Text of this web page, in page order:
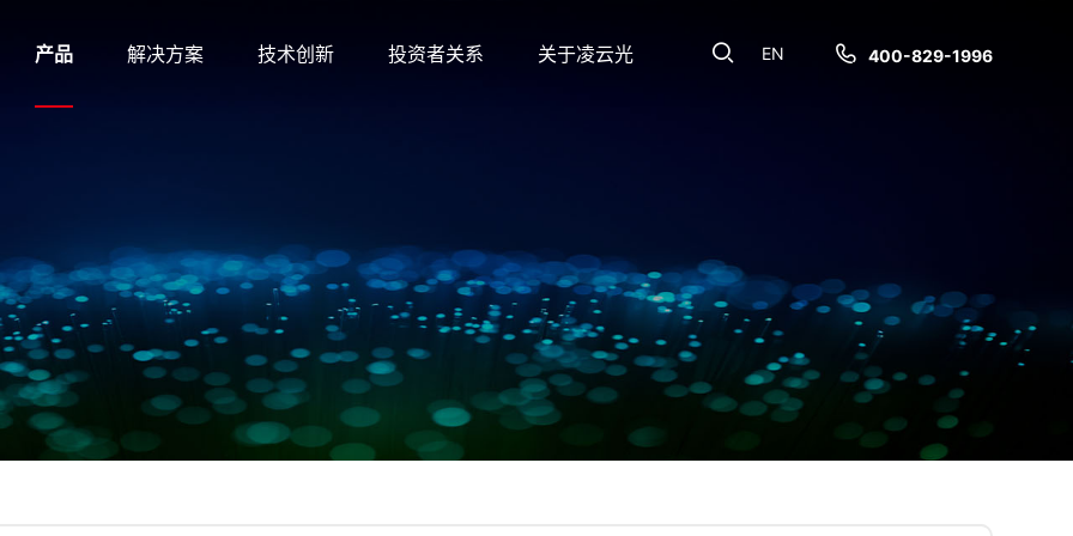
400-829-1996
EN
产品 解决方案 技术创新 投资者关系 关于凌云光